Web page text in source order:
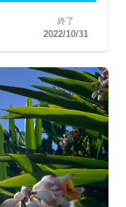
終了
2022/10/31